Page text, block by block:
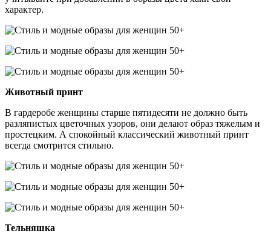
характер.
Животный принт
В гардеробе женщины старше пятидесяти не должно быть
разляпистых цветочных узоров, они делают образ тяжелым и
простецким. А спокойный классический животный принт
всегда смотрится стильно.
Тельняшка